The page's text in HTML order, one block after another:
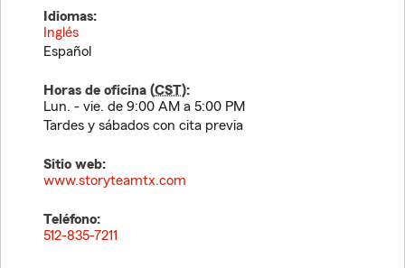
Idiomas:
Inglés
Español
Horas de oficina (CST):
Lun. - vie. de 9:00 AM a 5:00 PM
Tardes y sábados con cita previa
Sitio web:
www.storyteamtx.com
Teléfono:
512-835-7211